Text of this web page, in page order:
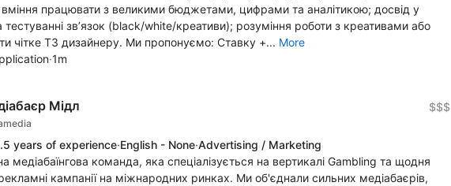
працювати з великими бюджетами, цифрами та аналітикою; досвід у
тестуванні зв’язок (black/white/креативи); розуміння роботи з креативами або
чітке ТЗ дизайнеру. Ми пропонуємо: Ставку +... More
·1m
Мідл $$$
years of experience·English - None·Advertising / Marketing
медіабаїнгова команда, яка спеціалізується на вертикалі Gambling та щодня
кампанії на міжнародних ринках. Ми об'єднали сильних медіабаєрів,